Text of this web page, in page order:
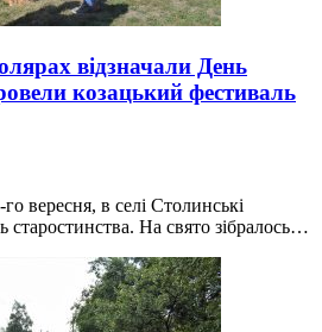
відзначали День
козацький фестиваль
вересня, в селі Столинські
старостинства. На свято зібралось…